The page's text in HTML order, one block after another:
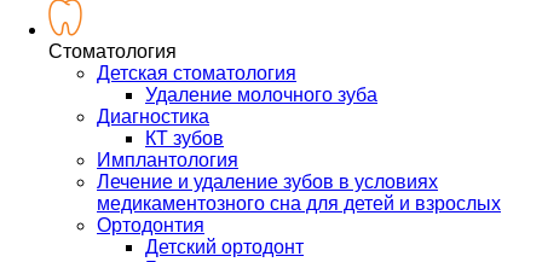
Стоматология
Детская стоматология
Удаление молочного зуба
Диагностика
КТ зубов
Имплантология
Лечение и удаление зубов в условиях
медикаментозного сна для детей и взрослых
Ортодонтия
Детский ортодонт